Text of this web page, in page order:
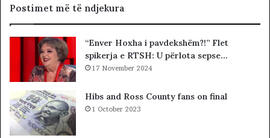
,
d
l
r
Postimet më të ndjekura
“Enver Hoxha i pavdekshëm?!” Flet
spikerja e RTSH: U përlota sepse…
17 November 2024
Hibs and Ross County fans on final
1 October 2023